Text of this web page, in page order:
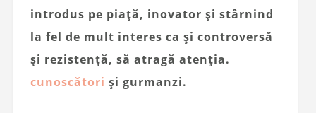
introdus pe piață, inovator și stârnind
la fel de mult interes ca și controversă
și rezistență, să atragă atenția.
cunoscători și gurmanzi.